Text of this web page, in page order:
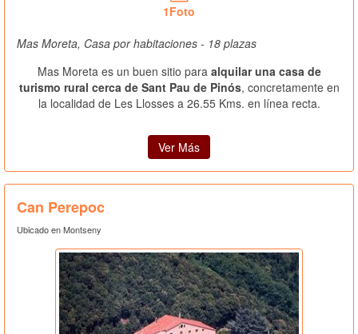
1Foto
Mas Moreta, Casa por habitaciones - 18 plazas
Mas Moreta es un buen sitio para alquilar una casa de
turismo rural cerca de Sant Pau de Pinós, concretamente en
la localidad de Les Llosses a 26.55 Kms. en línea recta.
Ver Más
Can Perepoc
Ubicado en Montseny